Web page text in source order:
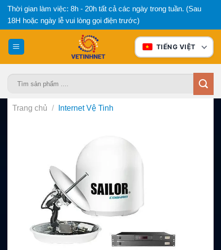
Bỏ
qua
nội
dung
Thời gian làm việc: 8h - 20h tất cả các ngày trong tuần. (Sau
18H hoặc ngày lễ vui lòng gọi điện trước)
TIẾNG VIỆT
Trang chủ / Internet Vệ Tinh